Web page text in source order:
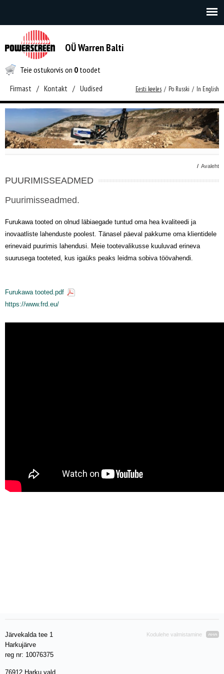
OÜ Warren Balti
Teie ostukorvis on 0 toodet
Firmast / Kontakt / Uudised Eesti keeles / Po Russki / In English
/ Avaleht
PUURIMISSEADMED
Puurimisseadmed.
Furukawa tooted on olnud läbiaegade tuntud oma hea kvaliteedi ja
inovaatliste lahenduste poolest. Tänasel päeval pakkume oma klientidele
erinevaid puurimis lahendusi. Meie tootevalikusse kuuluvad erineva
suurusega tooteted, kus igaüks peaks leidma sobiva töövahendi.
Furukawa tooted.pdf
https://www.frd.eu/
Järvekalda tee 1
Harkujärve
reg nr: 10076375
76912 Harku vald
Kodulehe valmistamine